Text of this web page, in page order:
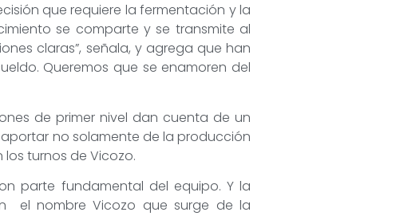
que requiere la fermentación y la
se comparte y se transmite al
claras”, señala, y agrega que han
Queremos que se enamoren del
de primer nivel dan cuenta de un
no solamente de la producción
los turnos de Vicozo.
parte fundamental del equipo. Y la
el nombre Vicozo que surge de la